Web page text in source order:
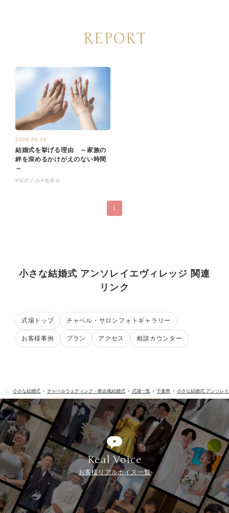
REPORT
2026.06.18
結婚式を挙げる理由 ～家族の
絆を深めるかけがえのない時間
～
#挙式のみ#食事会
1
小さな結婚式 アンソレイエヴィレッジ 関連
リンク
式場トップ チャペル・サロンフォトギャラリー
お客様事例 プラン アクセス 相談カウンター
小さな結婚式 チャペルウェディング・教会風結婚式 式場一覧 千葉県 小さな結婚式 アンソレ
Real Voice
お客様リアルボイス一覧